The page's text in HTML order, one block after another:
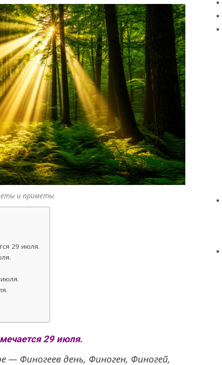
и приметы
29 июля.
29 июля.
— Финогеев день, Финоген, Финогей,